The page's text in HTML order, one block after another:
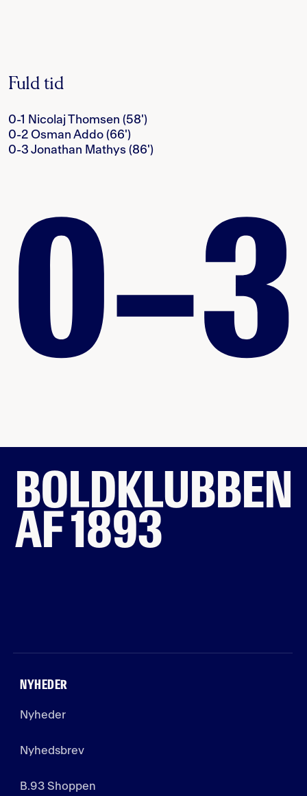
Fuld tid
0-1 Nicolaj Thomsen (58')
0-2 Osman Addo (66')
0-3 Jonathan Mathys (86')
0–3
BOLDKLUBBEN
AF 1893
NYHEDER
Nyheder
Nyhedsbrev
B.93 Shoppen